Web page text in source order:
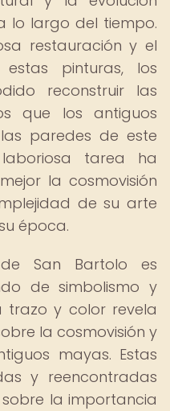
lo largo del tiempo.
restauración y el
pinturas, los
reconstruir las
que los antiguos
paredes de este
tarea ha
la cosmovisión
de su arte
época.
San Bartolo es
de simbolismo y
trazo y color revela
la cosmovisión y
mayas. Estas
y reencontradas
la importancia